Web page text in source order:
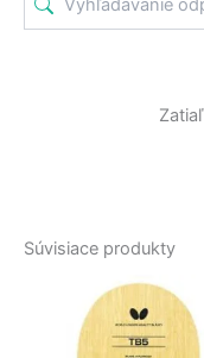
Súvisiace produkty